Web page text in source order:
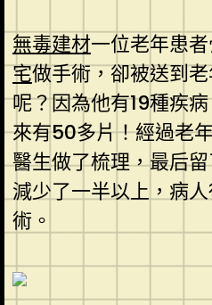
無毒建材一位老年患
宅做手術，卻被送到
呢？因為他有19種疾
來有50多片！經過老
醫生做了梳理，最后
減少了一半以上，病
術。